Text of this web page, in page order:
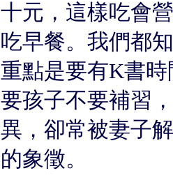
元，這樣吃會
早餐。我們都
點是要有K書
孩子不要補習
，卻常被妻子
象徵。